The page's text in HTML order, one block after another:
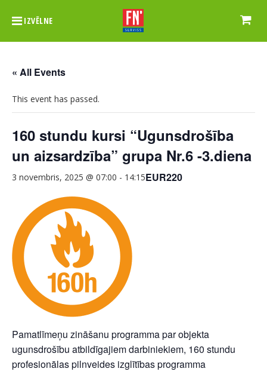
IZVĒLNE
« All Events
This event has passed.
160 stundu kursi “Ugunsdrošība
un aizsardzība” grupa Nr.6 -3.diena
3 novembris, 2025 @ 07:00 - 14:15EUR220
Pamatlīmeņu zināšanu programma par objekta
ugunsdrošību atbildīgajiem darbiniekiem, 160 stundu
profesionālas pilnveides izglītības programma